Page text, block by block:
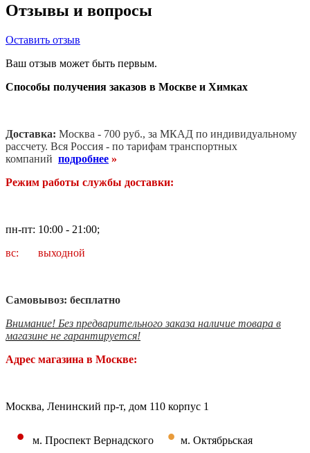
Отзывы и вопросы
Оставить отзыв
Ваш отзыв может быть первым.
Способы получения заказов в Москве и Химках
Доставка: Москва - 700 руб., за МКАД по индивидуальному
рассчету. Вся Россия - по тарифам транспортных
компаний подробнее »
Режим работы службы доставки:
пн-пт: 10:00 - 21:00;
вс: выходной
Самовывоз: бесплатно
Внимание! Без предварительного заказа наличие товара в
магазине не гарантируется!
Адрес магазина в Москве:
Москва, Ленинский пр-т, дом 110 корпус 1
• м. Проспект Вернадского • м. Октябрьская